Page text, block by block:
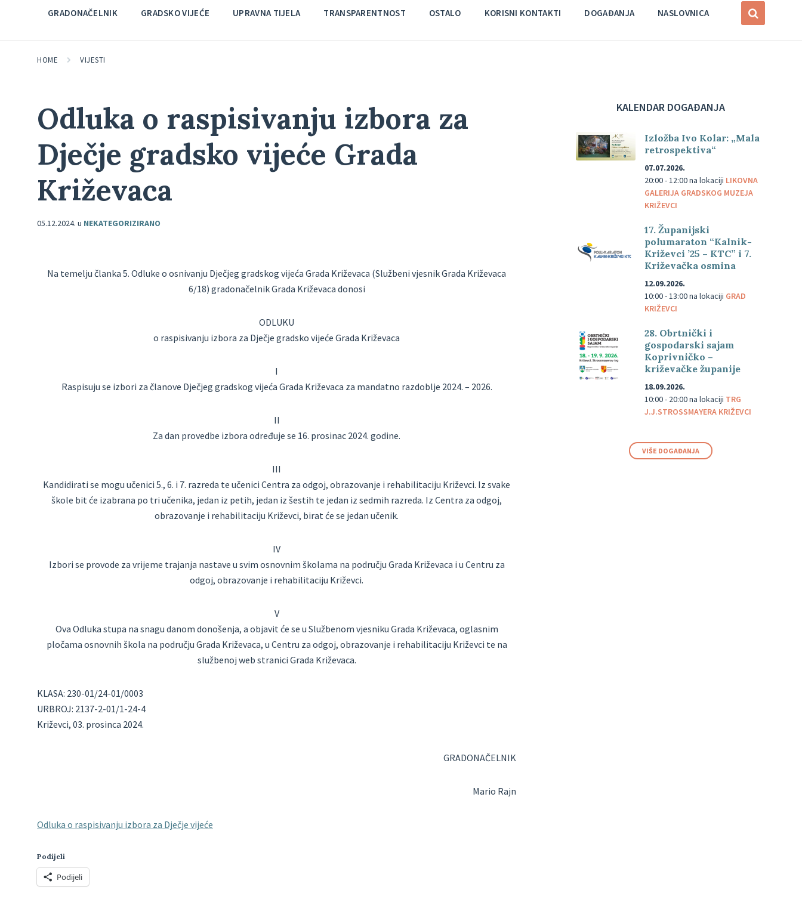
GRADONAČELNIK GRADSKO VIJEĆE UPRAVNA TIJELA TRANSPARENTNOST OSTALO KORISNI KONTAKTI DOGAĐANJA NASLOVNICA
HOME VIJESTI
Odluka o raspisivanju izbora za
Dječje gradsko vijeće Grada
Križevaca
05.12.2024. u NEKATEGORIZIRANO
Na temelju članka 5. Odluke o osnivanju Dječjeg gradskog vijeća Grada Križevaca (Službeni vjesnik Grada Križevaca
6/18) gradonačelnik Grada Križevaca donosi
ODLUKU
o raspisivanju izbora za Dječje gradsko vijeće Grada Križevaca
I
Raspisuju se izbori za članove Dječjeg gradskog vijeća Grada Križevaca za mandatno razdoblje 2024. – 2026.
II
Za dan provedbe izbora određuje se 16. prosinac 2024. godine.
III
Kandidirati se mogu učenici 5., 6. i 7. razreda te učenici Centra za odgoj, obrazovanje i rehabilitaciju Križevci. Iz svake
škole bit će izabrana po tri učenika, jedan iz petih, jedan iz šestih te jedan iz sedmih razreda. Iz Centra za odgoj,
obrazovanje i rehabilitaciju Križevci, birat će se jedan učenik.
IV
Izbori se provode za vrijeme trajanja nastave u svim osnovnim školama na području Grada Križevaca i u Centru za
odgoj, obrazovanje i rehabilitaciju Križevci.
V
Ova Odluka stupa na snagu danom donošenja, a objavit će se u Službenom vjesniku Grada Križevaca, oglasnim
pločama osnovnih škola na području Grada Križevaca, u Centru za odgoj, obrazovanje i rehabilitaciju Križevci te na
službenoj web stranici Grada Križevaca.
KLASA: 230-01/24-01/0003
URBROJ: 2137-2-01/1-24-4
Križevci, 03. prosinca 2024.
GRADONAČELNIK
Mario Rajn
Odluka o raspisivanju izbora za Dječje vijeće
Podijeli
Podijeli
KALENDAR DOGAĐANJA
Izložba Ivo Kolar: „Mala
retrospektiva“
07.07.2026.
20:00 - 12:00na lokaciji LIKOVNA
GALERIJA GRADSKOG MUZEJA
KRIŽEVCI
17. Županijski
polumaraton “Kalnik-
Križevci ’25 – KTC” i 7.
Križevačka osmina
12.09.2026.
10:00 - 13:00na lokaciji GRAD
KRIŽEVCI
28. Obrtnički i
gospodarski sajam
Koprivničko –
križevačke županije
18.09.2026.
10:00 - 20:00na lokaciji TRG
J.J.STROSSMAYERA KRIŽEVCI
VIŠE DOGAĐANJA